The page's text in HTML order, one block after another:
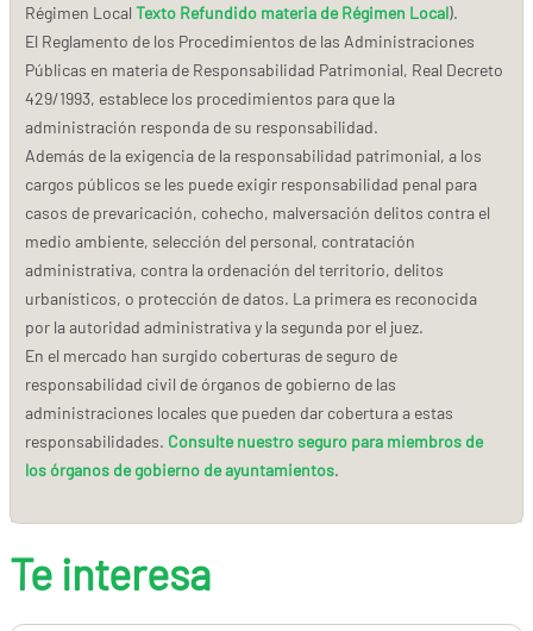
Régimen Local Texto Refundido materia de Régimen Local).
El Reglamento de los Procedimientos de las Administraciones
Públicas en materia de Responsabilidad Patrimonial, Real Decreto
429/1993, establece los procedimientos para que la
administración responda de su responsabilidad.
Además de la exigencia de la responsabilidad patrimonial, a los
cargos públicos se les puede exigir responsabilidad penal para
casos de prevaricación, cohecho, malversación delitos contra el
medio ambiente, selección del personal, contratación
administrativa, contra la ordenación del territorio, delitos
urbanísticos, o protección de datos. La primera es reconocida
por la autoridad administrativa y la segunda por el juez.
En el mercado han surgido coberturas de seguro de
responsabilidad civil de órganos de gobierno de las
administraciones locales que pueden dar cobertura a estas
responsabilidades. Consulte nuestro seguro para miembros de
los órganos de gobierno de ayuntamientos.
Te interesa